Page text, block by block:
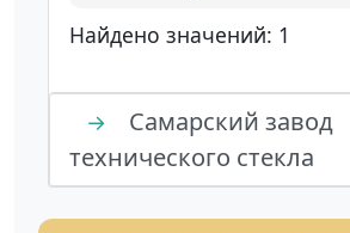
Найдено значений: 1
→
Самарский завод
технического стекла